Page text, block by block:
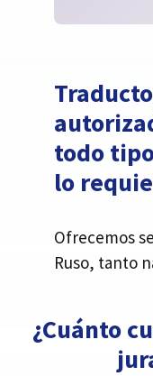
todo
lo
Ofrecemos
Ruso, tanto
¿Cuánto